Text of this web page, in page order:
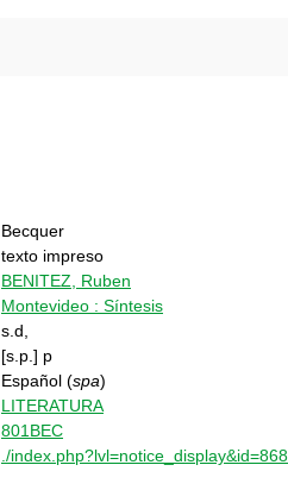
Becquer
texto impreso
BENITEZ, Ruben
Montevideo : Síntesis
s.d,
[s.p.] p
Español (spa)
LITERATURA
801BEC
./